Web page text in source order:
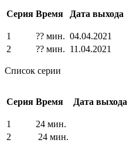
Серия Время Дата выхода
1 ?? мин. 04.04.2021
2
?? мин. 11.04.2021
Список серии
Серия Время Дата выхода
1
24 мин.
2
24 мин.